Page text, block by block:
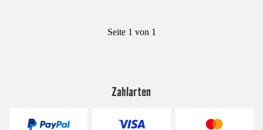
Seite 1 von 1
Zahlarten